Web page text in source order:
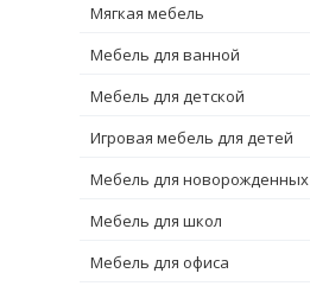
Мягкая мебель
Мебель для ванной
Мебель для детской
Игровая мебель для детей
Мебель для новорожденных
Мебель для школ
Мебель для офиса